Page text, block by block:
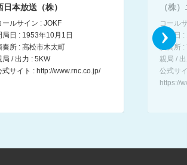
日本放送（株）
ールサイン : JOKF
局日 : 1953年10月1日
奏所 : 高松市木太町
局 / 出力 : 5KW
式サイト : http://www.rnc.co.jp/
（株
コール
開局日
演奏所 :
親局 /
公式サ
https://